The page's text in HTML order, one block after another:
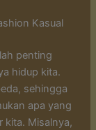
Kasual
penting
hidup kita.
sehingga
apa yang
kita. Misalnya,